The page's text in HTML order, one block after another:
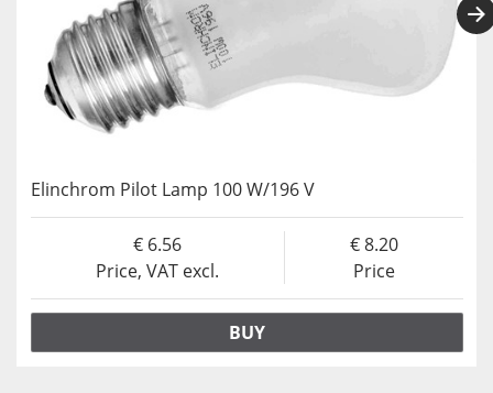
Elinchrom Pilot Lamp 100 W/196 V
Price, VAT excl.
6.56
Price
8.20
BUY